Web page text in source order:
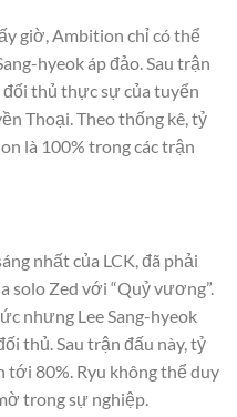
giờ, Ambition chỉ có thể
hyeok áp đảo. Sau trận
thủ thực sự của tuyển
Thoại. Theo thống kê, tỷ
là 100% trong các trận
nhất của LCK, đã phải
solo Zed với “Quỷ vương”.
nhưng Lee Sang-hyeok
thủ. Sau trận đấu này, tỷ
tới 80%. Ryu không thể duy
trong sự nghiệp.